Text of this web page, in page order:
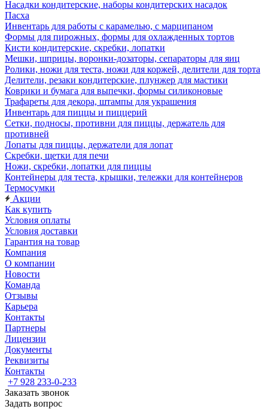
Насадки кондитерские, наборы кондитерских насадок
Пасха
Инвентарь для работы с карамелью, с марципаном
Формы для пирожных, формы для охлажденных тортов
Кисти кондитерские, скребки, лопатки
Мешки, шприцы, воронки-дозаторы, сепараторы для яиц
Ролики, ножи для теста, ножи для коржей, делители для торта
Делители, резаки кондитерские, плунжер для мастики
Коврики и бумага для выпечки, формы силиконовые
Трафареты для декора, штампы для украшения
Инвентарь для пиццы и пиццерий
Сетки, подносы, противни для пиццы, держатель для
противней
Лопаты для пиццы, держатели для лопат
Скребки, щетки для печи
Ножи, скребки, лопатки для пиццы
Контейнеры для теста, крышки, тележки для контейнеров
Термосумки
Акции
Как купить
Условия оплаты
Условия доставки
Гарантия на товар
Компания
О компании
Новости
Команда
Отзывы
Карьера
Контакты
Партнеры
Лицензии
Документы
Реквизиты
Контакты
+7 928 233-0-233
Заказать звонок
Задать вопрос